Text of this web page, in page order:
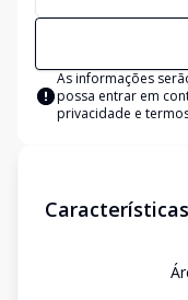
As informações
possa entrar em
privacidade e
Características